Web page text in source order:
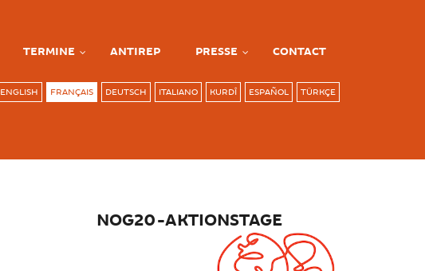
TERMINE ANTIREP PRESSE CONTACT
ENGLISH FRANÇAIS DEUTSCH ITALIANO KURDÎ ESPAÑOL TÜRKÇE
NOG20-AKTIONSTAGE